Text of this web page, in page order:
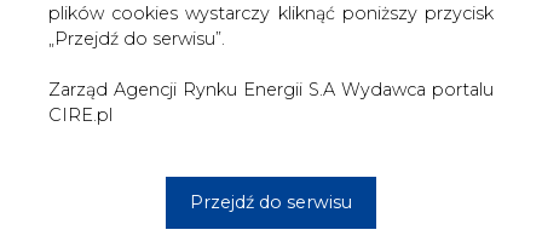
plików cookies wystarczy kliknąć poniższy przycisk
„Przejdź do serwisu”.
Zarząd Agencji Rynku Energii S.A Wydawca portalu
CIRE.pl
Przejdź do serwisu
Trójmiastem. Na trasie tzw. Niebieskiego Szlaku
udostępniono 12 stacji ładowania EV. Jedna z ładowarek
zlokalizowanej przy ul. Łopuszańskiej 29 w Warszawie, 4
km od Lotniska Chopina. Koncern z Gdańska informuje,